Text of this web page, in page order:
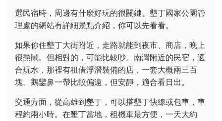
選民宿時，周邊有什麼好玩的很關鍵。墾丁國家公園管
理處的網站有詳細景點介紹，你可以先看看。
如果你住墾丁大街附近，走路就能到夜市、商店，晚上
很熱鬧。但相對的，可能比較吵。南灣附近的民宿，適
合玩水，那裡有租借浮潛裝備的店，一套大概兩三百
塊。鵝鑾鼻一帶比較偏遠，但安靜，適合看日出。
交通方面，從高雄到墾丁，可以搭墾丁快線或包車，車
程約兩小時。在墾丁當地，租機車最方便，一天大約